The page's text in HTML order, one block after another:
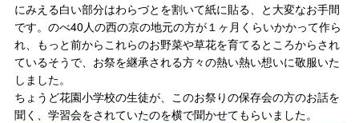
にみえる白い部分はわらづとを割いて紙に貼る、と大変なお手間
です。のべ40人の西の京の地元の方が１ヶ月くらいかかって作ら
れ、もっと前からこれらのお野菜や草花を育てるところからされ
ているそうで、お祭を継承される方々の熱い熱い想いに敬服いた
しました。
ちょうど花園小学校の生徒が、このお祭りの保存会の方のお話を
聞く、学習会をされていたのを横で聞かせてもらいました。